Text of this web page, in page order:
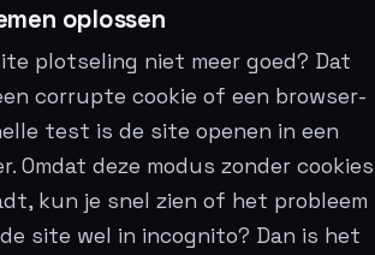
oplossen
plotseling niet meer goed? Dat
corrupte cookie of een browser-
test is de site openen in een
Omdat deze modus zonder cookies
kun je snel zien of het probleem
site wel in incognito? Dan is het